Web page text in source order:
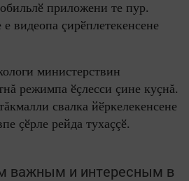
приложени те пур.
видеопа çирӗплетекенсене
министерствин
режимпа ӗçлесси çине куçнă.
свалка йӗркелекенсене
çӗрле рейда тухаççӗ.
важным и интересным в